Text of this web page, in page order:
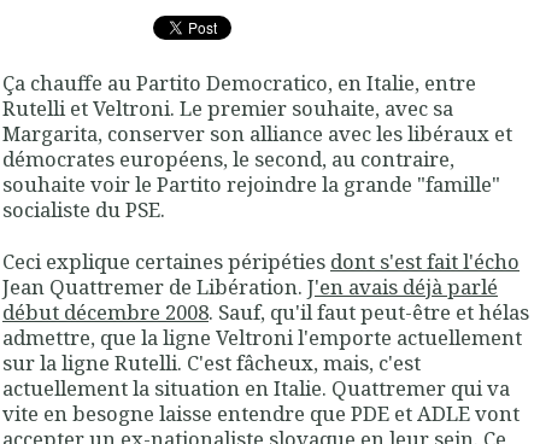
Ça chauffe au Partito Democratico, en Italie, entre
Rutelli et Veltroni. Le premier souhaite, avec sa
Margarita, conserver son alliance avec les libéraux et
démocrates européens, le second, au contraire,
souhaite voir le Partito rejoindre la grande "famille"
socialiste du PSE.
Ceci explique certaines péripéties dont s'est fait l'écho
Jean Quattremer de Libération. J'en avais déjà parlé
début décembre 2008. Sauf, qu'il faut peut-être et hélas
admettre, que la ligne Veltroni l'emporte actuellement
sur la ligne Rutelli. C'est fâcheux, mais, c'est
actuellement la situation en Italie. Quattremer qui va
vite en besogne laisse entendre que PDE et ADLE vont